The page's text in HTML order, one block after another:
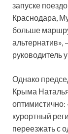
запуске
Краснодара,
больше
альтернатив»,
руководитель
Однако
Крыма
оптимистично:
курортный
переезжать с